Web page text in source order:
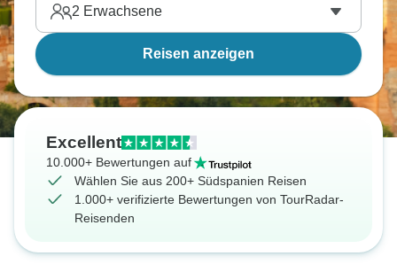
2 Erwachsene
Reisen anzeigen
Excellent
10.000+ Bewertungen auf
Wählen Sie aus 200+ Südspanien Reisen
1.000+ verifizierte Bewertungen von TourRadar-
Reisenden